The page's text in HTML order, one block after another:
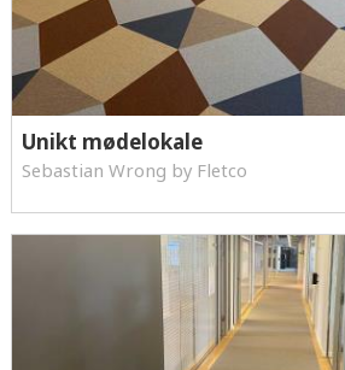
Unikt mødelokale
Sebastian Wrong by Fletco